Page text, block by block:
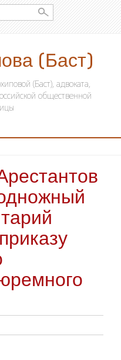
(Баст)
(Баст), адвоката,
общественной